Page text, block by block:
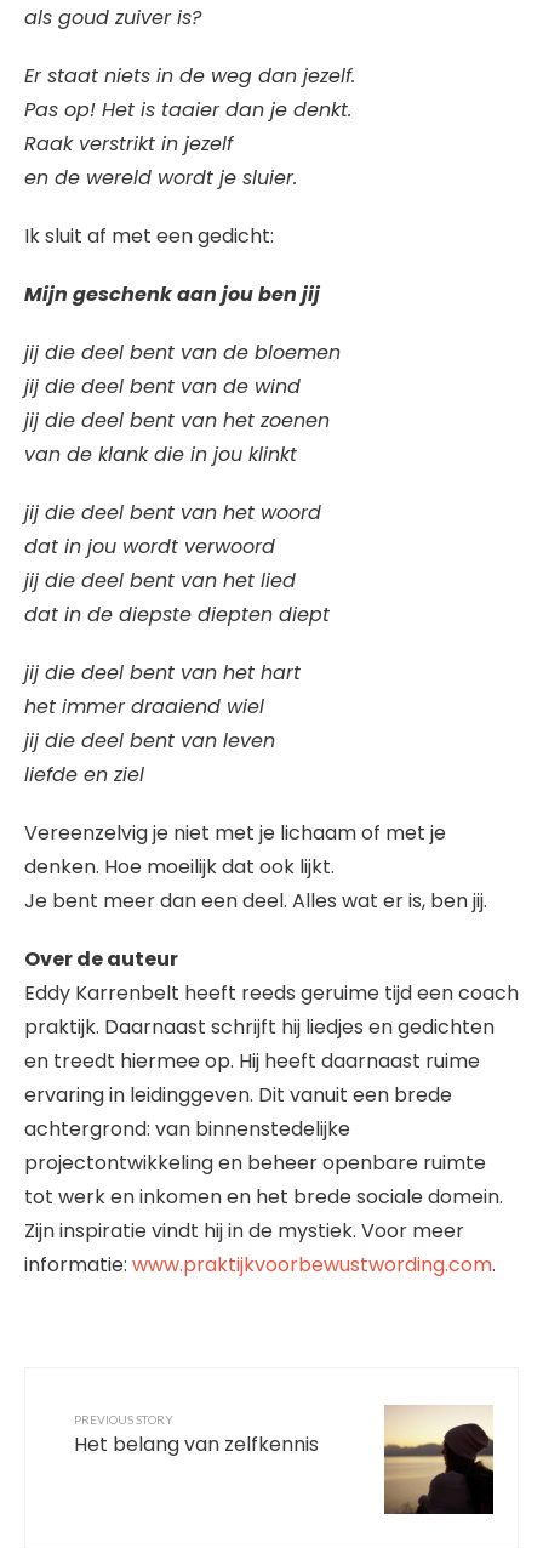
als goud zuiver is?
Er staat niets in de weg dan jezelf.
Pas op! Het is taaier dan je denkt.
Raak verstrikt in jezelf
en de wereld wordt je sluier.
Ik sluit af met een gedicht:
Mijn geschenk aan jou ben jij
jij die deel bent van de bloemen
jij die deel bent van de wind
jij die deel bent van het zoenen
van de klank die in jou klinkt
jij die deel bent van het woord
dat in jou wordt verwoord
jij die deel bent van het lied
dat in de diepste diepten diept
jij die deel bent van het hart
het immer draaiend wiel
jij die deel bent van leven
liefde en ziel
Vereenzelvig je niet met je lichaam of met je
denken. Hoe moeilijk dat ook lijkt.
Je bent meer dan een deel. Alles wat er is, ben jij.
Over de auteur
Eddy Karrenbelt heeft reeds geruime tijd een coach
praktijk. Daarnaast schrijft hij liedjes en gedichten
en treedt hiermee op. Hij heeft daarnaast ruime
ervaring in leidinggeven. Dit vanuit een brede
achtergrond: van binnenstedelijke
projectontwikkeling en beheer openbare ruimte
tot werk en inkomen en het brede sociale domein.
Zijn inspiratie vindt hij in de mystiek. Voor meer
informatie: www.praktijkvoorbewustwording.com.
PREVIOUS STORY
Het belang van zelfkennis